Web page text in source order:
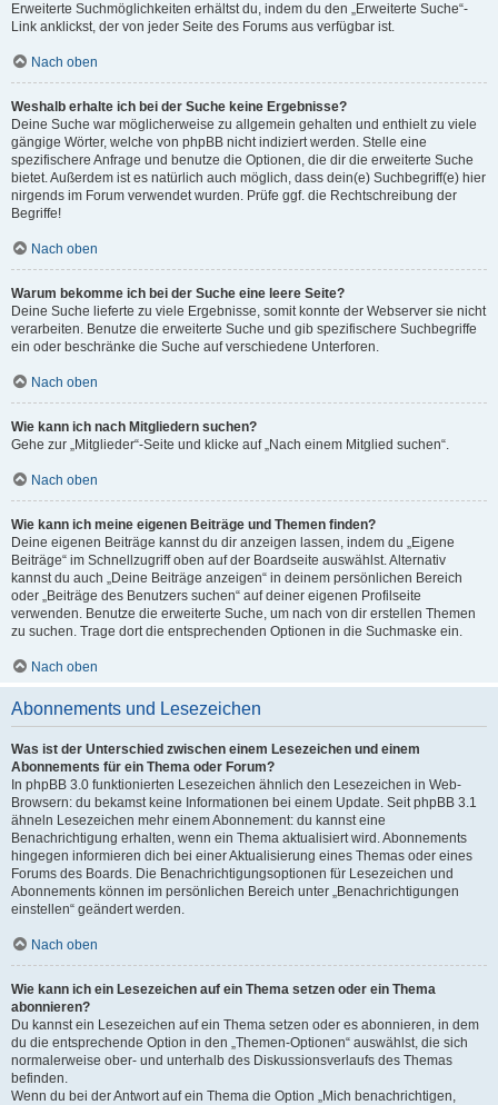
Erweiterte Suchmöglichkeiten erhältst du, indem du den „Erweiterte Suche“-
Link anklickst, der von jeder Seite des Forums aus verfügbar ist.
Nach oben
Weshalb erhalte ich bei der Suche keine Ergebnisse?
Deine Suche war möglicherweise zu allgemein gehalten und enthielt zu viele
gängige Wörter, welche von phpBB nicht indiziert werden. Stelle eine
spezifischere Anfrage und benutze die Optionen, die dir die erweiterte Suche
bietet. Außerdem ist es natürlich auch möglich, dass dein(e) Suchbegriff(e) hier
nirgends im Forum verwendet wurden. Prüfe ggf. die Rechtschreibung der
Begriffe!
Nach oben
Warum bekomme ich bei der Suche eine leere Seite?
Deine Suche lieferte zu viele Ergebnisse, somit konnte der Webserver sie nicht
verarbeiten. Benutze die erweiterte Suche und gib spezifischere Suchbegriffe
ein oder beschränke die Suche auf verschiedene Unterforen.
Nach oben
Wie kann ich nach Mitgliedern suchen?
Gehe zur „Mitglieder“-Seite und klicke auf „Nach einem Mitglied suchen“.
Nach oben
Wie kann ich meine eigenen Beiträge und Themen finden?
Deine eigenen Beiträge kannst du dir anzeigen lassen, indem du „Eigene
Beiträge“ im Schnellzugriff oben auf der Boardseite auswählst. Alternativ
kannst du auch „Deine Beiträge anzeigen“ in deinem persönlichen Bereich
oder „Beiträge des Benutzers suchen“ auf deiner eigenen Profilseite
verwenden. Benutze die erweiterte Suche, um nach von dir erstellen Themen
zu suchen. Trage dort die entsprechenden Optionen in die Suchmaske ein.
Nach oben
Abonnements und Lesezeichen
Was ist der Unterschied zwischen einem Lesezeichen und einem
Abonnements für ein Thema oder Forum?
In phpBB 3.0 funktionierten Lesezeichen ähnlich den Lesezeichen in Web-
Browsern: du bekamst keine Informationen bei einem Update. Seit phpBB 3.1
ähneln Lesezeichen mehr einem Abonnement: du kannst eine
Benachrichtigung erhalten, wenn ein Thema aktualisiert wird. Abonnements
hingegen informieren dich bei einer Aktualisierung eines Themas oder eines
Forums des Boards. Die Benachrichtigungsoptionen für Lesezeichen und
Abonnements können im persönlichen Bereich unter „Benachrichtigungen
einstellen“ geändert werden.
Nach oben
Wie kann ich ein Lesezeichen auf ein Thema setzen oder ein Thema
abonnieren?
Du kannst ein Lesezeichen auf ein Thema setzen oder es abonnieren, in dem
du die entsprechende Option in den „Themen-Optionen“ auswählst, die sich
normalerweise ober- und unterhalb des Diskussionsverlaufs des Themas
befinden.
Wenn du bei der Antwort auf ein Thema die Option „Mich benachrichtigen,